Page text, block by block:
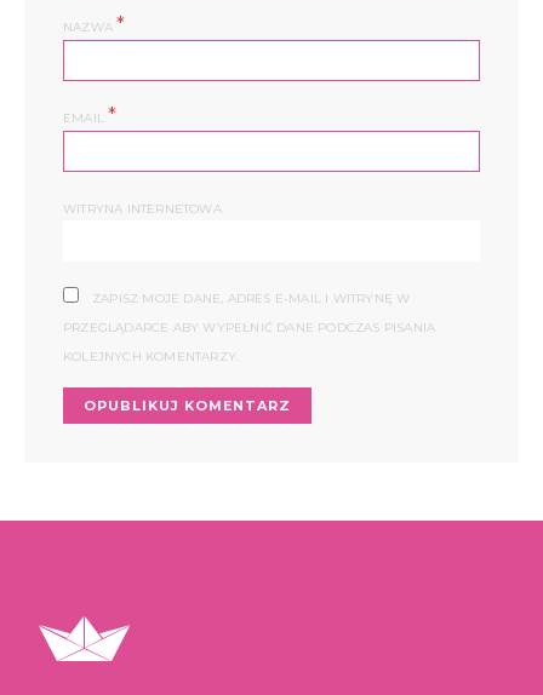
NAZWA *
EMAIL *
WITRYNA INTERNETOWA
ZAPISZ MOJE DANE, ADRES E-MAIL I WITRYNĘ W
PRZEGLĄDARCE ABY WYPEŁNIĆ DANE PODCZAS PISANIA
KOLEJNYCH KOMENTARZY.